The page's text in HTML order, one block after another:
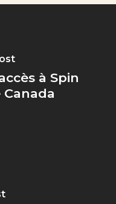
à Spin